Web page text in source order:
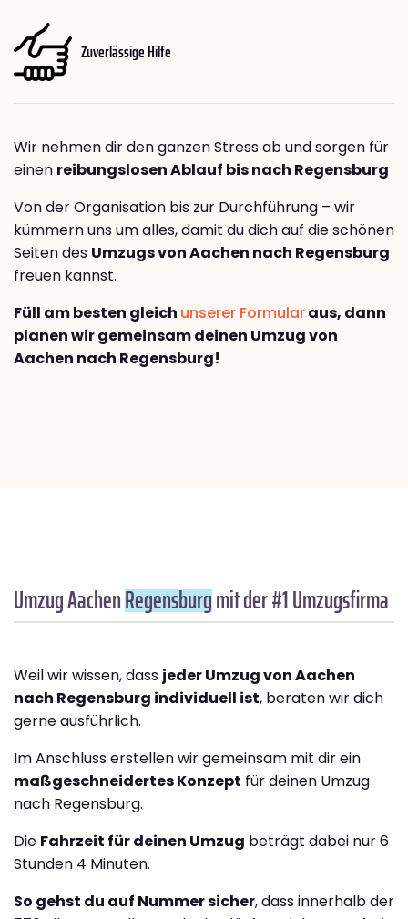
Zuverlässige Hilfe
Wir nehmen dir den ganzen Stress ab und sorgen für
einen reibungslosen Ablauf bis nach Regensburg
Von der Organisation bis zur Durchführung – wir
kümmern uns um alles, damit du dich auf die schönen
Seiten des Umzugs von Aachen nach Regensburg
freuen kannst.
Füll am besten gleich unserer Formularaus, dann
planen wir gemeinsam deinen Umzug von
Aachen nach Regensburg!
Umzug AachenRegensburgmit der #1 Umzugsfirma
Weil wir wissen, dass jeder Umzug von Aachen
nach Regensburg individuell ist, beraten wir dich
gerne ausführlich.
Im Anschluss erstellen wir gemeinsam mit dir ein
maßgeschneidertes Konzept für deinen Umzug
nach Regensburg.
Die Fahrzeit für deinen Umzug beträgt dabei nur 6
Stunden 4 Minuten.
So gehst du auf Nummer sicher, dass innerhalb der